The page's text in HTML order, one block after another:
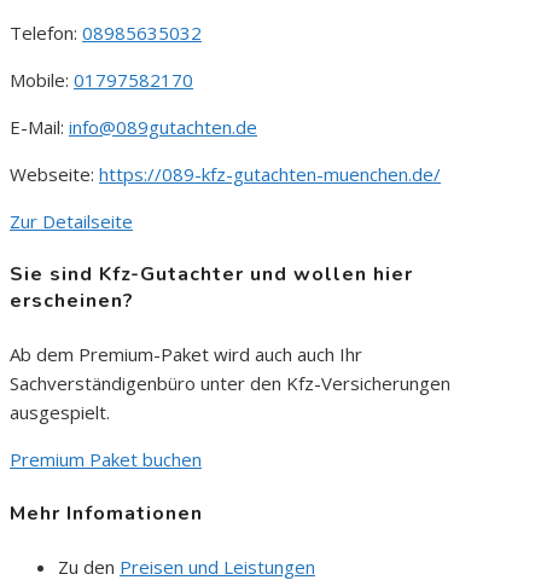
Telefon: 08985635032
Mobile: 01797582170
E-Mail: info@089gutachten.de
Webseite: https://089-kfz-gutachten-muenchen.de/
Zur Detailseite
Sie sind Kfz-Gutachter und wollen hier
erscheinen?
Ab dem Premium-Paket wird auch auch Ihr
Sachverständigenbüro unter den Kfz-Versicherungen
ausgespielt.
Premium Paket buchen
Mehr Infomationen
Zu den Preisen und Leistungen